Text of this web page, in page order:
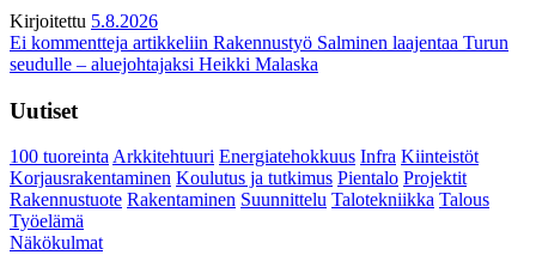
Kirjoitettu 5.8.2026
Ei kommentteja artikkeliin Rakennustyö Salminen laajentaa Turun
seudulle – aluejohtajaksi Heikki Malaska
Uutiset
100 tuoreintaArkkitehtuuri Energiatehokkuus Infra Kiinteistöt
Korjausrakentaminen Koulutus ja tutkimus Pientalo Projektit
Rakennustuote Rakentaminen Suunnittelu Talotekniikka Talous
Työelämä
Näkökulmat